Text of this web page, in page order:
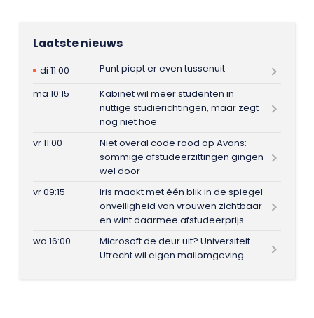
Laatste nieuws
di 11:00
Punt piept er even tussenuit
ma 10:15
Kabinet wil meer studenten in
nuttige studierichtingen, maar zegt
nog niet hoe
vr 11:00
Niet overal code rood op Avans:
sommige afstudeerzittingen gingen
wel door
vr 09:15
Iris maakt met één blik in de spiegel
onveiligheid van vrouwen zichtbaar
en wint daarmee afstudeerprijs
wo 16:00
Microsoft de deur uit? Universiteit
Utrecht wil eigen mailomgeving